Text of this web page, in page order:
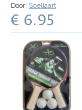
Door: Soellaart
€ 6.95